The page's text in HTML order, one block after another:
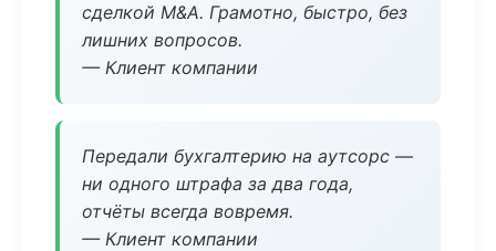
сделкой M&A. Грамотно, быстро, без
лишних вопросов.
— Клиент компании
Передали бухгалтерию на аутсорс —
ни одного штрафа за два года,
отчёты всегда вовремя.
— Клиент компании